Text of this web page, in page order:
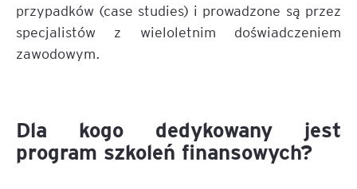
przypadków (case studies) i prowadzone są przez
specjalistów z wieloletnim doświadczeniem
zawodowym.
Dla kogo dedykowany jest
program szkoleń finansowych?